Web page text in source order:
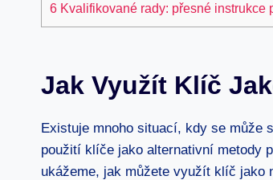
6 Kvalifikované rady: přesné
Jak Využít Klíč
Existuje mnoho situací, kdy se může
použití klíče jako alternativní metody
ukážeme, jak můžete využít klíč jako